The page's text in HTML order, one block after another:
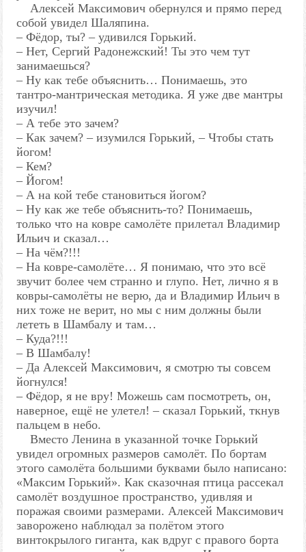
Алексей Максимович обернулся и прямо перед
собой увидел Шаляпина.
– Фёдор, ты? – удивился Горький.
– Нет, Сергий Радонежский! Ты это чем тут
занимаешься?
– Ну как тебе объяснить… Понимаешь, это
тантро-мантрическая методика. Я уже две мантры
изучил!
– А тебе это зачем?
– Как зачем? – изумился Горький, – Чтобы стать
йогом!
– Кем?
– Йогом!
– А на кой тебе становиться йогом?
– Ну как же тебе объяснить-то? Понимаешь,
только что на ковре самолёте прилетал Владимир
Ильич и сказал…
– На чём?!!!
– На ковре-самолёте… Я понимаю, что это всё
звучит более чем странно и глупо. Нет, лично я в
ковры-самолёты не верю, да и Владимир Ильич в
них тоже не верит, но мы с ним должны были
лететь в Шамбалу и там…
– Куда?!!!
– В Шамбалу!
– Да Алексей Максимович, я смотрю ты совсем
йогнулся!
– Фёдор, я не вру! Можешь сам посмотреть, он,
наверное, ещё не улетел! – сказал Горький, ткнув
пальцем в небо.
Вместо Ленина в указанной точке Горький
увидел огромных размеров самолёт. По бортам
этого самолёта большими буквами было написано:
«Максим Горький». Как сказочная птица рассекал
самолёт воздушное пространство, удивляя и
поражая своими размерами. Алексей Максимович
заворожено наблюдал за полётом этого
винтокрылого гиганта, как вдруг с правого борта